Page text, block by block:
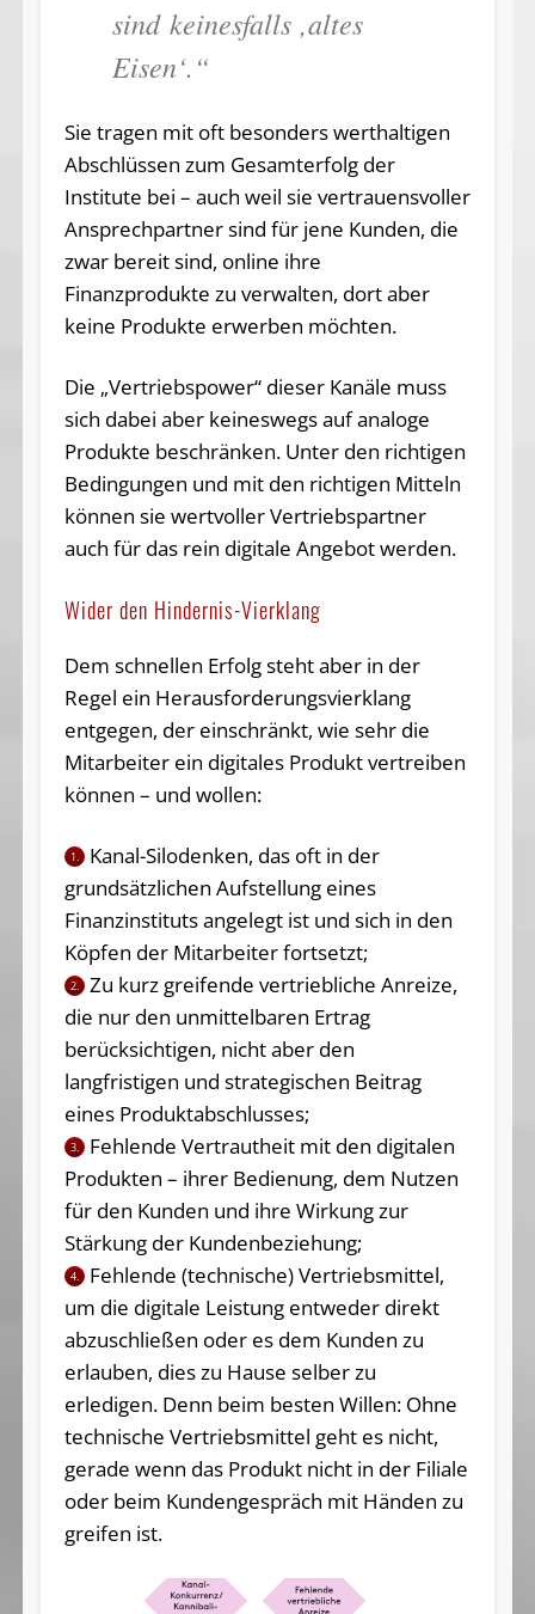
sind keinesfalls ‚altes
Eisen‘.“
Sie tragen mit oft besonders werthaltigen
Abschlüssen zum Gesamterfolg der
Institute bei – auch weil sie vertrauensvoller
Ansprechpartner sind für jene Kunden, die
zwar bereit sind, online ihre
Finanzprodukte zu verwalten, dort aber
keine Produkte erwerben möchten.
Die „Vertriebspower“ dieser Kanäle muss
sich dabei aber keineswegs auf analoge
Produkte beschränken. Unter den richtigen
Bedingungen und mit den richtigen Mitteln
können sie wertvoller Vertriebspartner
auch für das rein digitale Angebot werden.
Wider den Hindernis-Vierklang
Dem schnellen Erfolg steht aber in der
Regel ein Herausforderungsvierklang
entgegen, der einschränkt, wie sehr die
Mitarbeiter ein digitales Produkt vertreiben
können – und wollen:
1.
Kanal-Silodenken, das oft in der
grundsätzlichen Aufstellung eines
Finanzinstituts angelegt ist und sich in den
Köpfen der Mitarbeiter fortsetzt;
2.
Zu kurz greifende vertriebliche Anreize,
die nur den unmittelbaren Ertrag
berücksichtigen, nicht aber den
langfristigen und strategischen Beitrag
eines Produktabschlusses;
3.
Fehlende Vertrautheit mit den digitalen
Produkten – ihrer Bedienung, dem Nutzen
für den Kunden und ihre Wirkung zur
Stärkung der Kundenbeziehung;
4.
Fehlende (technische) Vertriebsmittel,
um die digitale Leistung entweder direkt
abzuschließen oder es dem Kunden zu
erlauben, dies zu Hause selber zu
erledigen. Denn beim besten Willen: Ohne
technische Vertriebsmittel geht es nicht,
gerade wenn das Produkt nicht in der Filiale
oder beim Kundengespräch mit Händen zu
greifen ist.